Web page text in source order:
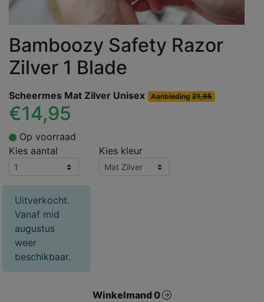
Bamboozy Safety Razor
Zilver 1 Blade
Scheermes Mat Zilver Unisex Aanbieding 21,95
€14,95
Op voorraad
Kies aantal
Kies kleur
Uitverkocht.
Vanaf mid
augustus
weer
beschikbaar.
Winkelmand 0